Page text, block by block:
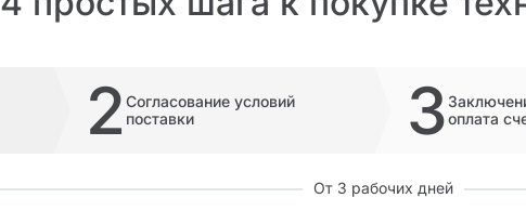
2 Согласование условий
поставки
3оплата
От 3 рабочих дней